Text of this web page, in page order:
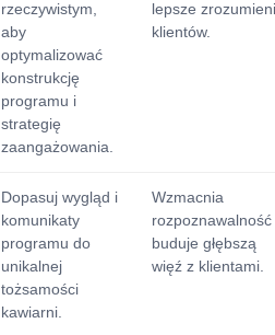
rzeczywistym,
aby
optymalizować
konstrukcję
programu i
strategię
zaangażowania.
lepsze
klientów.
Dopasuj wygląd i
komunikaty
programu do
unikalnej
tożsamości
kawiarni.
Wzmacnia
rozpoznawalność
buduje głębszą
więź z klientami.